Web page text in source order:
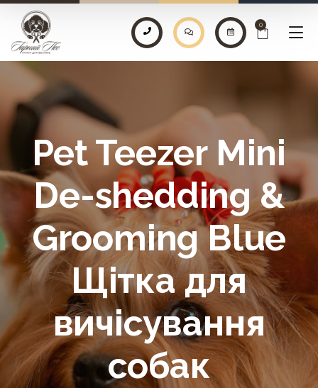
0
Pet Teezer Mini
De-shedding &
Grooming Blue
Щітка для
вичісування
собак